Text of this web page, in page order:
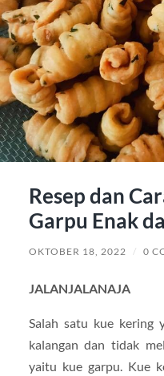
Resep dan
Garpu Enak
OKTOBER 18, 2022 / 0
JALANJALANAJA
Salah satu kue kering
kalangan dan tidak
yaitu kue garpu. Kue